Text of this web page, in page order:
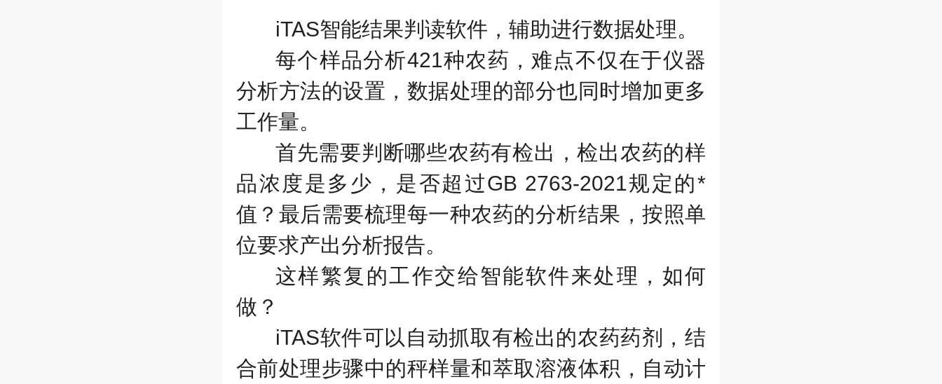
iTAS智能结果判读软件，辅助进行数据处理。
每个样品分析421种农药，难点不仅在于仪器
分析方法的设置，数据处理的部分也同时增加更多
工作量。
首先需要判断哪些农药有检出，检出农药的样
品浓度是多少，是否超过GB 2763-2021规定的*
值？最后需要梳理每一种农药的分析结果，按照单
位要求产出分析报告。
这样繁复的工作交给智能软件来处理，如何
做？
iTAS软件可以自动抓取有检出的农药药剂，结
合前处理步骤中的秤样量和萃取溶液体积，自动计